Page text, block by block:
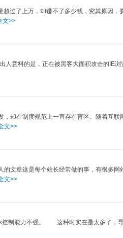
过了上万，却赚不了多少钱，究其原因，
文>>
意料的是，正在被黑客大面积攻击的IE浏
却在制度规范上一直存在盲区。随着互联
文>>
文章这是每个站长经常做的事，有很多网
文>>
制能力不强。 这种时实在是太多了，导